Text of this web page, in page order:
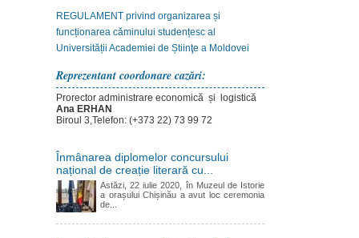
REGULAMENT privind organizarea și
funcționarea căminului studențesc al
Universității Academiei de Știinţe a Moldovei
Reprezentant coordonare cazări:
Prorector administrare economică și logistică
Ana ERHAN
Biroul 3,Telefon: (+373 22) 73 99 72
Înmânarea diplomelor concursului
național de creație literară cu...
Astăzi, 22 iulie 2020, în Muzeul de Istorie
a orașului Chișinău a avut loc ceremonia
de...